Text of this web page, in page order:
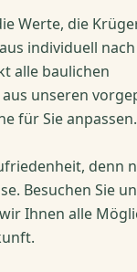
Werte, die
individuell
alle baulichen
unseren
für Sie anpassen.
denn
Besuchen Sie
Ihnen alle